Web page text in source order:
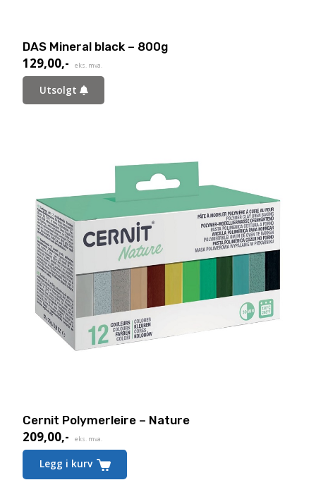
DAS Mineral black – 800g
129,00,- eks. mva.
Utsolgt
Cernit Polymerleire – Nature
209,00,- eks. mva.
Legg i kurv